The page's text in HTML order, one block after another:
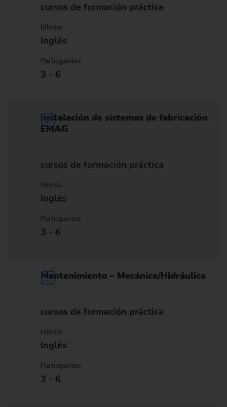
cursos de formación práctica
Idioma
Inglés
Participantes
3 - 6
Instalación de sistemas de fabricación
EMAG
cursos de formación práctica
Idioma
Inglés
Participantes
3 - 6
Mantenimiento – Mecánica/Hidráulica
cursos de formación práctica
Idioma
Inglés
Participantes
3 - 6